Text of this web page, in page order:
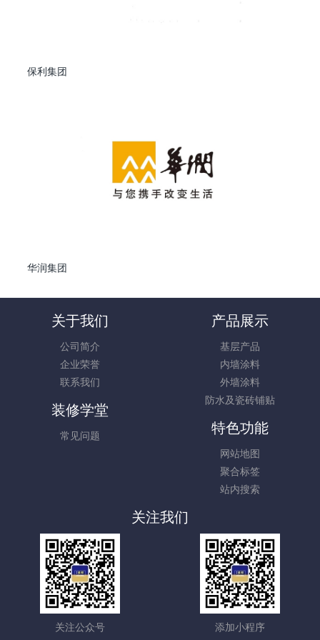
保利集团
华润集团
关于我们
公司简介
企业荣誉
联系我们
产品展示
基层产品
内墙涂料
外墙涂料
防水及瓷砖铺贴
装修学堂
常见问题 特色功能
网站地图
聚合标签
站内搜索
关注我们
关注公众号 添加小程序